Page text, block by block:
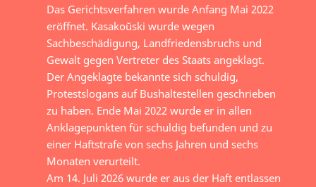
Das Gerichtsverfahren wurde Anfang Mai 2022
eröffnet. Kasakoŭski wurde wegen
Sachbeschädigung, Landfriedensbruchs und
Gewalt gegen Vertreter des Staats angeklagt.
Der Angeklagte bekannte sich schuldig,
Protestslogans auf Bushaltestellen geschrieben
zu haben. Ende Mai 2022 wurde er in allen
Anklagepunkten für schuldig befunden und zu
einer Haftstrafe von sechs Jahren und sechs
Monaten verurteilt.
Am 14. Juli 2026 wurde er aus der Haft entlassen